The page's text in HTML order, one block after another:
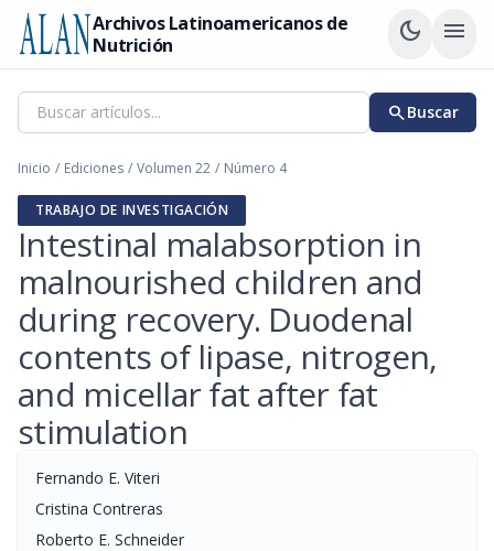
Archivos Latinoamericanos de
Nutrición
dark_mode menu
searchBuscar
Inicio / Ediciones / Volumen 22 / Número 4
TRABAJO DE INVESTIGACIÓN
Intestinal malabsorption in
malnourished children and
during recovery. Duodenal
contents of lipase, nitrogen,
and micellar fat after fat
stimulation
Fernando E. Viteri
Cristina Contreras
Roberto E. Schneider